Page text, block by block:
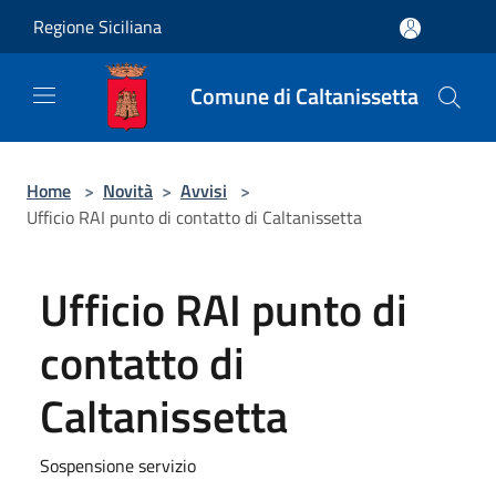
Regione Siciliana
Comune di Caltanissetta
Home > Novità > Avvisi >
Ufficio RAI punto di contatto di Caltanissetta
Ufficio RAI punto di
contatto di
Caltanissetta
Sospensione servizio